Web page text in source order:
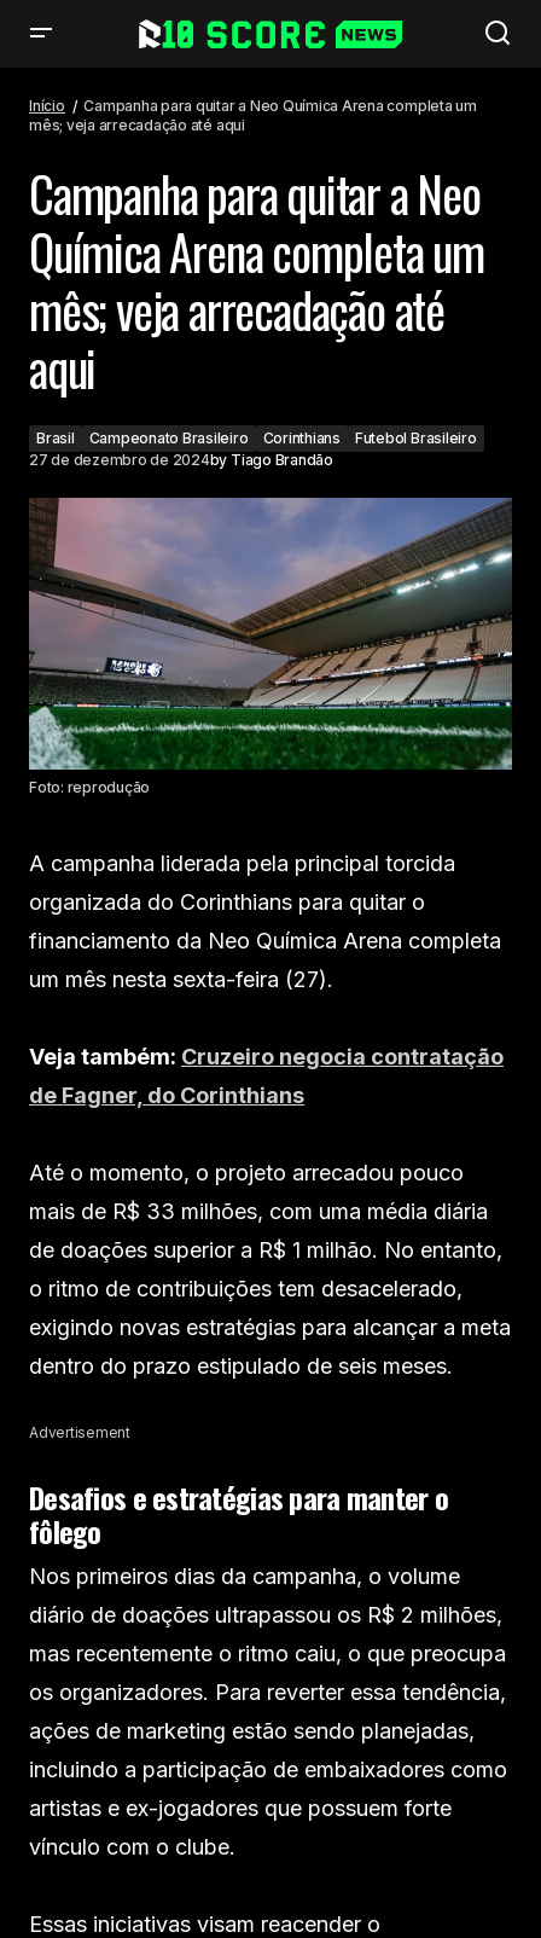
arrecadação até aqui
Início
Campanha para quitar a Neo Química Arena completa um
mês; veja arrecadação até aqui
Campanha para quitar a Neo
Química Arena completa um
mês; veja arrecadação até
aqui
Brasil Campeonato Brasileiro Corinthians
Futebol Brasileiro
27 de dezembro de 2024by Tiago Brandão
Foto: reprodução
A campanha liderada pela principal torcida
organizada do Corinthians para quitar o
financiamento da Neo Química Arena completa
um mês nesta sexta-feira (27).
Veja também: Cruzeiro negocia contratação
de Fagner, do Corinthians
Até o momento, o projeto arrecadou pouco
mais de R$ 33 milhões, com uma média diária
de doações superior a R$ 1 milhão. No entanto,
o ritmo de contribuições tem desacelerado,
exigindo novas estratégias para alcançar a meta
dentro do prazo estipulado de seis meses.
Advertisement
Desafios e estratégias para manter o
fôlego
Nos primeiros dias da campanha, o volume
diário de doações ultrapassou os R$ 2 milhões,
mas recentemente o ritmo caiu, o que preocupa
os organizadores. Para reverter essa tendência,
ações de marketing estão sendo planejadas,
incluindo a participação de embaixadores como
artistas e ex-jogadores que possuem forte
vínculo com o clube.
Essas iniciativas visam reacender o